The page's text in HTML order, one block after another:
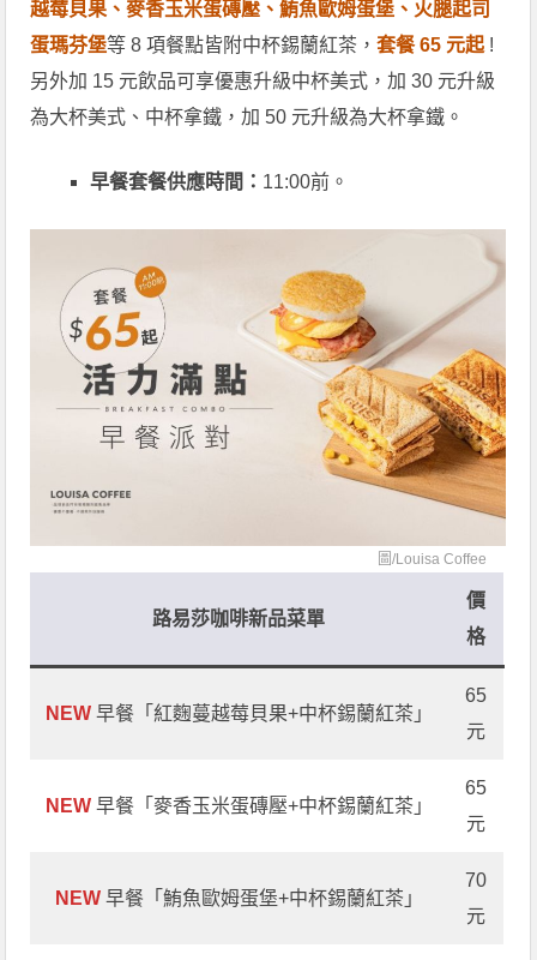
越莓貝果、麥香玉米蛋磚壓、鮪魚歐姆蛋堡、火腿起司
蛋瑪芬堡等 8 項餐點皆附中杯錫蘭紅茶，套餐 65 元起 !
另外加 15 元飲品可享優惠升級中杯美式，加 30 元升級
為大杯美式、中杯拿鐵，加 50 元升級為大杯拿鐵。
早餐套餐供應時間： 11:00前。
圖/Louisa Coffee
路易莎咖啡新品菜單
價
格
NEW早餐「紅麴蔓越莓貝果+中杯錫蘭紅茶」
65
元
NEW早餐「麥香玉米蛋磚壓+中杯錫蘭紅茶」
65
元
NEW早餐「鮪魚歐姆蛋堡+中杯錫蘭紅茶」
70
元